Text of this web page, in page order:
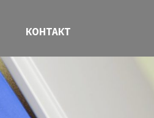
КОНТАКТ